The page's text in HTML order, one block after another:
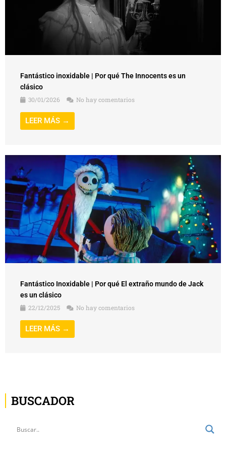
Fantástico inoxidable | Por qué The Innocents es un
clásico
30/01/2026
No hay comentarios
LEER MÁS →
Fantástico Inoxidable | Por qué El extraño mundo de Jack
es un clásico
22/12/2025
No hay comentarios
LEER MÁS →
BUSCADOR